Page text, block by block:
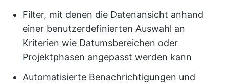
Filter, mit denen die Datenansicht anhand
einer benutzerdefinierten Auswahl an
Kriterien wie Datumsbereichen oder
Projektphasen angepasst werden kann
Automatisierte Benachrichtigungen und